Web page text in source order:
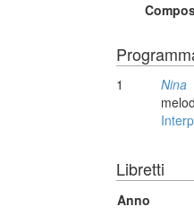
1
Nina
Libretti
Anno